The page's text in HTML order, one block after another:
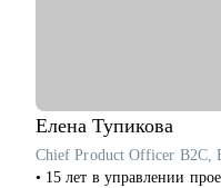
Елена Тупикова
Chief Product Officer B2C,
• 15 лет в управлении